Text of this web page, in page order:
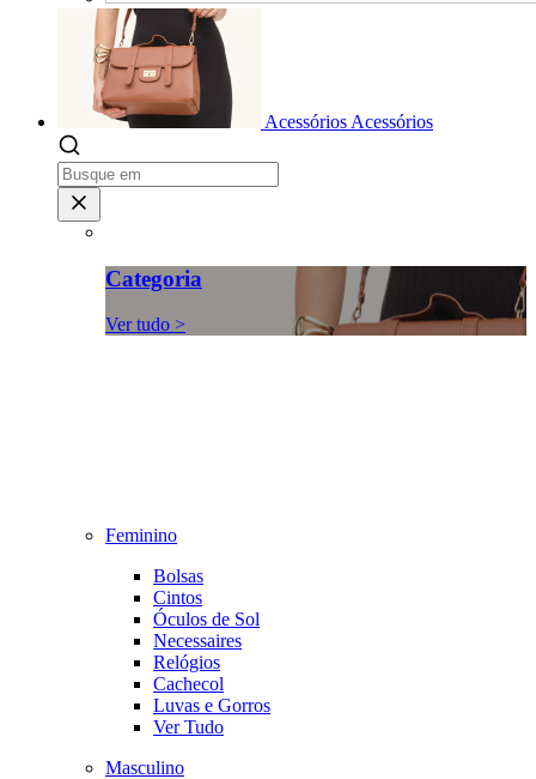
Acessórios Acessórios
Categoria
Ver tudo >
Feminino
Bolsas
Cintos
Óculos de Sol
Necessaires
Relógios
Cachecol
Luvas e Gorros
Ver Tudo
Masculino